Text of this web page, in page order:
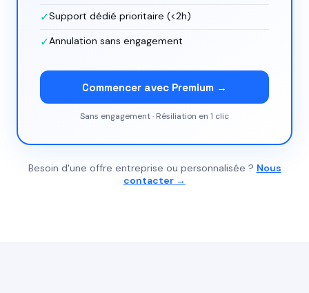
✓Support dédié prioritaire (<2h)
✓Annulation sans engagement
Commencer avec Premium →
Sans engagement · Résiliation en 1 clic
Besoin d'une offre entreprise ou personnalisée ? Nous
contacter →